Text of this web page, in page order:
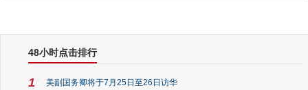
48小时点击排行
1 美副国务卿将于7月25日至26日访华